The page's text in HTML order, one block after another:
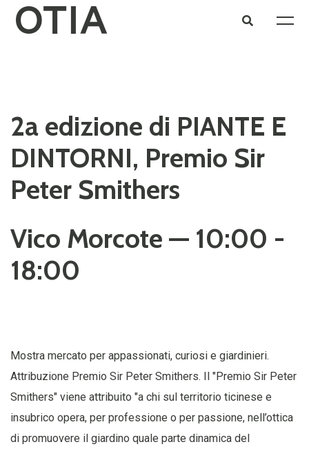
2a edizione di PIANTE E
DINTORNI, Premio Sir
Peter Smithers
Vico Morcote — 10:00 -
18:00
Mostra mercato per appassionati, curiosi e giardinieri.
Attribuzione Premio Sir Peter Smithers. Il "Premio Sir Peter
Smithers" viene attribuito "a chi sul territorio ticinese e
insubrico opera, per professione o per passione, nell’ottica
di promuovere il giardino quale parte dinamica del